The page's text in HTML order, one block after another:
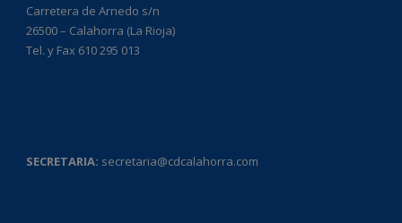
Carretera de Arnedo s/n
26500 – Calahorra (La Rioja)
Tel. y Fax 610 295 013
SECRETARIA: secretaria@cdcalahorra.com